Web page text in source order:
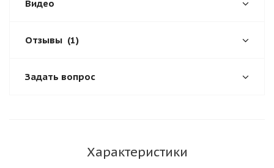
Видео
Отзывы (1)
Задать вопрос
Характеристики